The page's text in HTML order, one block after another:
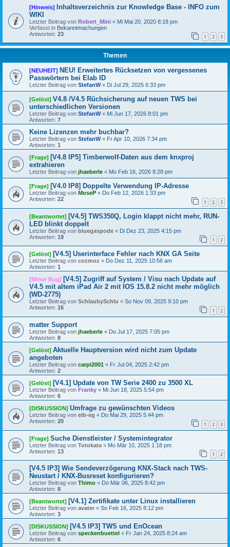
[Hinweis] Inhaltsverzeichnis zur Knowledge Base - INFO zum
WIKI
Letzter Beitrag von Robert_Mini « Mi Mai 20, 2020 8:18 pm
Verfasst in Bekanntmachungen
Antworten: 23 1 2 3
Themen
[NEUHEIT] NEU! Erweitertes Rücksetzen von vergessenes
Passwörtern bei Elab ID
Letzter Beitrag von StefanW« Di Jul 29, 2025 6:33 pm
[Gelöst] V4.8 /V4.5 Rüchsicherung auf neuen TWS bei
unterschiedlichen Versionen
Letzter Beitrag von StefanW« Mi Jun 17, 2026 8:01 pm
Antworten: 7
Keine Lizenzen mehr buchbar?
Letzter Beitrag von StefanW« Fr Apr 10, 2026 7:34 pm
Antworten: 1
[Frage] [V4.8 IP5] Timberwolf-Daten aus dem knxproj
extrahieren
Letzter Beitrag von jhaeberle « Mo Feb 16, 2026 8:28 pm
[Frage] [V4.0 IP8] Doppelte Verwendung IP-Adresse
Letzter Beitrag von MoseP « Do Feb 12, 2026 1:33 pm
Antworten: 22 1 2 3
[Beantwortet] [V4.5] TWS350Q, Login klappt nicht mehr, RUN-
LED blinkt doppelt
Letzter Beitrag von bluegaspode « Di Dez 23, 2025 4:15 pm
Antworten: 19 1 2
[Gelöst] [V4.5] Userinterface Fehler nach KNX GA Seite
Letzter Beitrag von cozmoz « Do Dez 11, 2025 10:56 am
Antworten: 1
[Minor Bug] [V4.5] Zugriff auf System / Visu nach Update auf
V4.5 mit altem iPad Air 2 mit IOS 15.8.2 nicht mehr möglich
(WD-2775)
Letzter Beitrag von SchlaubySchlu « So Nov 09, 2025 9:10 pm
Antworten: 16 1 2
matter Support
Letzter Beitrag von jhaeberle « Do Jul 17, 2025 7:05 pm
Antworten: 8
[Gelöst] Aktuelle Hauptversion wird nicht zum Update
angeboten
Letzter Beitrag von carpi2001 « Fr Jul 04, 2025 2:42 pm
Antworten: 2
[Gelöst] [V4.1] Update von TW Serie 2400 zu 3500 XL
Letzter Beitrag von Franky « Mi Jun 18, 2025 5:54 pm
Antworten: 6
[DISKUSSION] Umfrage zu gewünschten Videos
Letzter Beitrag von eib-eg « Do Mai 29, 2025 5:44 pm
Antworten: 20 1 2 3
[Frage] Suche Dienstleister / Systemintegrator
Letzter Beitrag von Totokata « Mo Mär 10, 2025 1:18 pm
Antworten: 13 1 2
[V4.5 IP3] Wie Sendeverzögerung KNX-Stack nach TWS-
Neustart / KNX-Busreset konfigurieren?
Letzter Beitrag von Thimo « Do Mär 06, 2025 8:42 pm
Antworten: 8
[Beantwortet] [V4.1] Zertifikate unter Linux installieren
Letzter Beitrag von avater « So Feb 16, 2025 8:12 pm
Antworten: 3
[DISKUSSION] [V4.5 IP3] TWS und EnOcean
Letzter Beitrag von speckenbuettel « Fr Jan 24, 2025 8:24 am
Antworten: 6